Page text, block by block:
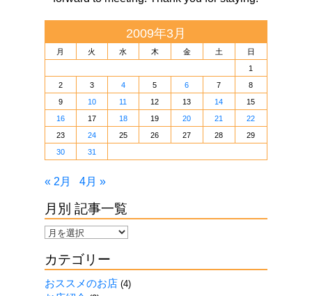
2009年3月
月 火 水 木 金 土
日
1
2
3 4 5 6 7
8
9
10 11 12 13 14
15
16
17 18 19 20 21
22
23
24 25 26 27 28
29
30
31
« 2月 4月 »
月別 記事一覧
月
記
事
一
カテゴリー
おススメのお店(4)